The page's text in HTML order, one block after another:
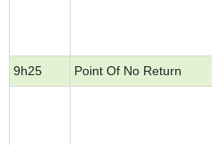
9h25 Point Of No Return